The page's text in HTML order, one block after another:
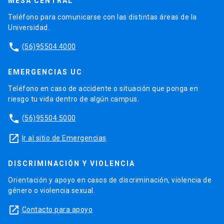
VIII
Para velar por la calidad de la tesis a nivel
doctoral los comités de tesis juegan un papel
fundamental. Estos se encargaran de contribuir
al progreso adecuado de la tesis del estudiante,
programa a identificar y tratar problemas que
puedan impactar el desempeño del estudiante.
IX
Los jefes de programas deben estar
disponibles para aconsejar a los estudiantes,
orientándolos sobre sus estudios o relación con
el director de tesis. Velarán tanto porque los
directores de tesis cumplan su labor como para
que existan las condiciones adecuadas para el
trabajo de tesis.
Teléfono para comunicarse con las distintas áreas de la
Universidad.
phone (56)95504 4000
EMERGENCIAS UC
Teléfono en caso de accidente o situación que ponga en
riesgo tu vida dentro de algún campus.
phone (56)95504 5000
launch Ir al sitio de Emergencias
DISCRIMINACIÓN Y VIOLENCIA
Orientación y apoyo en casos de discriminación, violencia de
género o violencia sexual.
launch Contacto para apoyo